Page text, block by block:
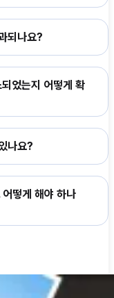
되나요?
었는지 어떻게 확
나요?
떻게 해야 하나